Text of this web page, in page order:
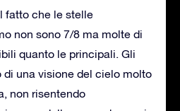
fatto che le stelle
non sono 7/8 ma molte di
quanto le principali. Gli
una visione del cielo molto
non risentendo